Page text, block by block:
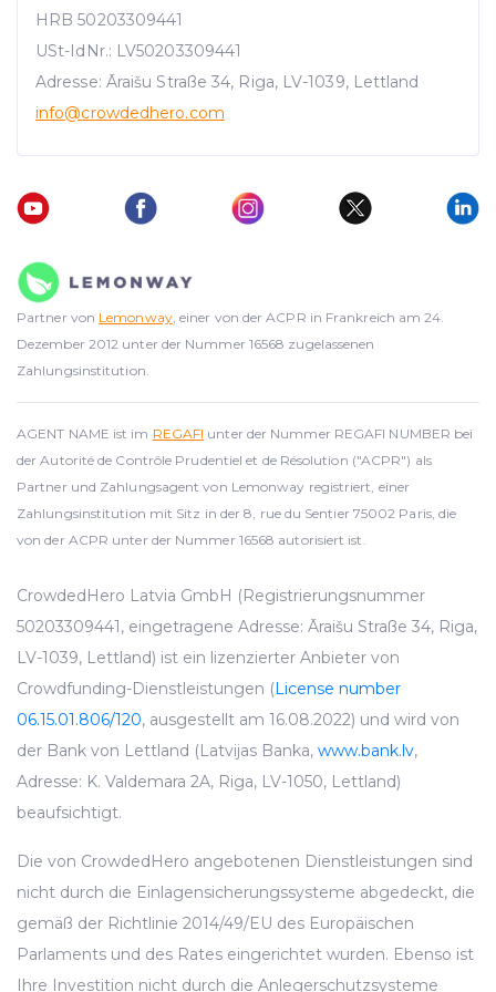
HRB 50203309441
USt-IdNr.: LV50203309441
Adresse: Āraišu Straße 34, Riga, LV-1039, Lettland
info@crowdedhero.com
Partner von Lemonway, einer von der ACPR in Frankreich am 24.
Dezember 2012 unter der Nummer 16568 zugelassenen
Zahlungsinstitution.
AGENT NAME ist im REGAFI unter der Nummer REGAFI NUMBER bei
der Autorité de Contrôle Prudentiel et de Résolution ("ACPR") als
Partner und Zahlungsagent von Lemonway registriert, einer
Zahlungsinstitution mit Sitz in der 8, rue du Sentier 75002 Paris, die
von der ACPR unter der Nummer 16568 autorisiert ist.
CrowdedHero Latvia GmbH (Registrierungsnummer
50203309441, eingetragene Adresse: Āraišu Straße 34, Riga,
LV-1039, Lettland) ist ein lizenzierter Anbieter von
Crowdfunding-Dienstleistungen (License number
06.15.01.806/120, ausgestellt am 16.08.2022) und wird von
der Bank von Lettland (Latvijas Banka, www.bank.lv,
Adresse: K. Valdemara 2A, Riga, LV-1050, Lettland)
beaufsichtigt.
Die von CrowdedHero angebotenen Dienstleistungen sind
nicht durch die Einlagensicherungssysteme abgedeckt, die
gemäß der Richtlinie 2014/49/EU des Europäischen
Parlaments und des Rates eingerichtet wurden. Ebenso ist
Ihre Investition nicht durch die Anlegerschutzsysteme